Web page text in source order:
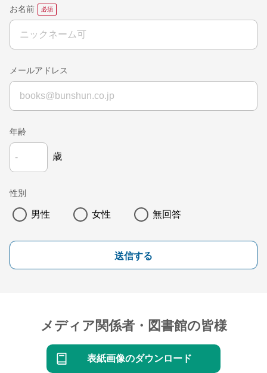
お名前
メールアドレス
年齢
歳
性別
男性 女性 無回答
送信する
メディア関係者・図書館の皆様
表紙画像のダウンロード